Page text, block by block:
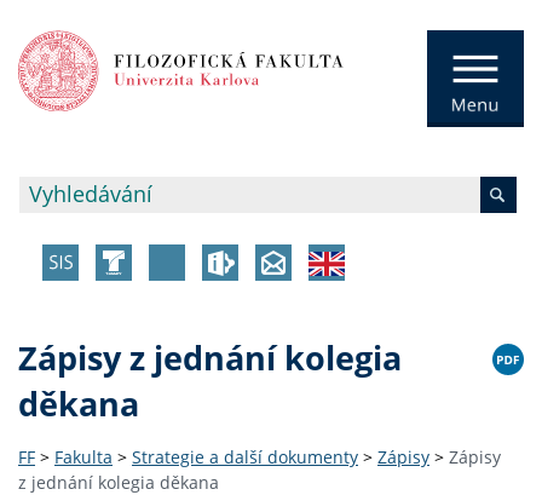
Zápisy z jednání kolegia
děkana
FF > Fakulta > Strategie a další dokumenty > Zápisy > Zápisy
z jednání kolegia děkana